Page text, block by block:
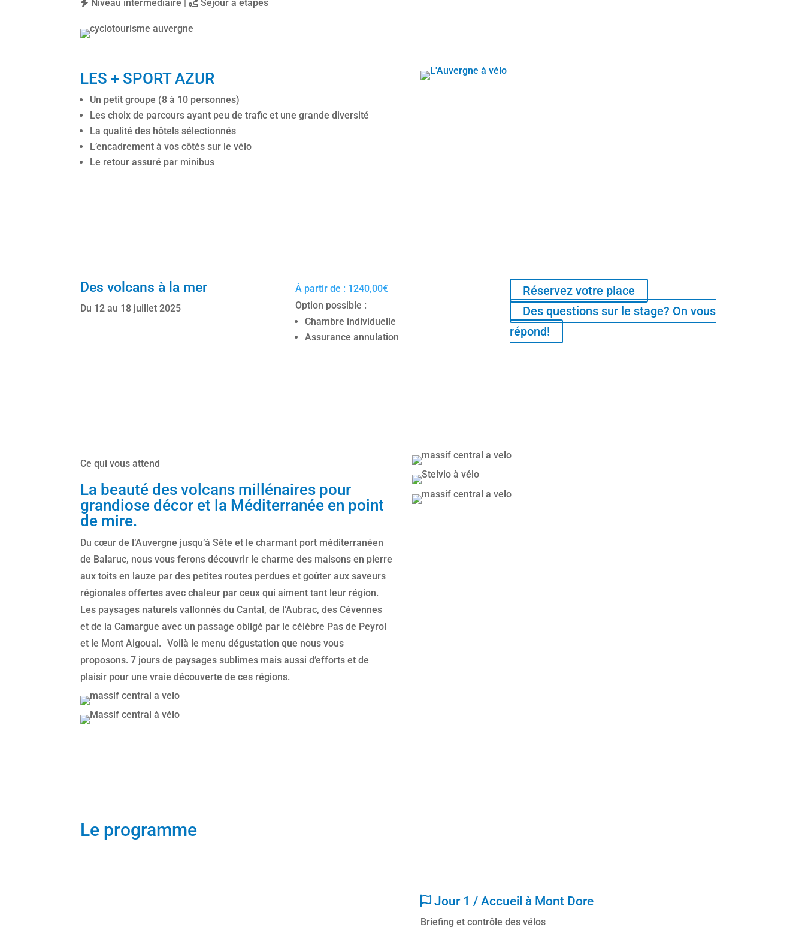
Niveau intermédiaire | Séjour à étapes
LES + SPORT AZUR
Un petit groupe (8 à 10 personnes)
Les choix de parcours ayant peu de trafic et une grande diversité
La qualité des hôtels sélectionnés
L’encadrement à vos côtés sur le vélo
Le retour assuré par minibus
Des volcans à la mer
Du 12 au 18 juillet 2025
À partir de : 1240,00€
Option possible :
Chambre individuelle
Assurance annulation
Réservez votre place
Des questions sur le stage? On vous
répond!
Ce qui vous attend
La beauté des volcans millénaires pour
grandiose décor et la Méditerranée en point
de mire.
Du cœur de l’Auvergne jusqu’à Sète et le charmant port méditerranéen
de Balaruc, nous vous ferons découvrir le charme des maisons en pierre
aux toits en lauze par des petites routes perdues et goûter aux saveurs
régionales offertes avec chaleur par ceux qui aiment tant leur région.
Les paysages naturels vallonnés du Cantal, de l’Aubrac, des Cévennes
et de la Camargue avec un passage obligé par le célèbre Pas de Peyrol
et le Mont Aigoual. Voilà le menu dégustation que nous vous
proposons. 7 jours de paysages sublimes mais aussi d’efforts et de
plaisir pour une vraie découverte de ces régions.
Le programme
Jour 1 / Accueil à Mont Dore
Briefing et contrôle des vélos